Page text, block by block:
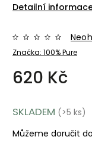
Detailní
Značka: 100% Pure
620 Kč
SKLADEM (>5 ks)
Můžeme doručit